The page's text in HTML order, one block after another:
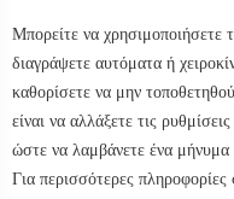
Μπορείτε να χρησιμοποιήσετε
διαγράψετε αυτόματα ή
καθορίσετε να μην
είναι να αλλάξετε τις
ώστε να λαμβάνετε ένα μήνυμα
Για περισσότερες πληροφορίες